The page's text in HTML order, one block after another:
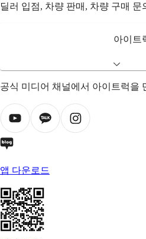
딜러 입점, 차량 판매, 차량 구매 문
아이트
공식 미디어 채널에서 아이트럭을
앱 다운로드